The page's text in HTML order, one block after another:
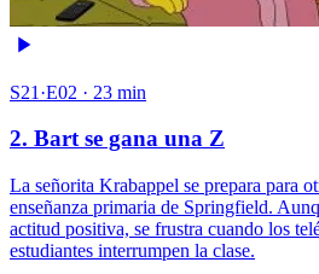
S21·E02 · 23 min
2. Bart se gana una Z
La señorita Krabappel se prepara para
enseñanza primaria de Springfield.
actitud positiva, se frustra cuando los
estudiantes interrumpen la clase.